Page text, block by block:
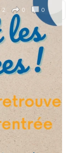
2 0 0
2026
générations
investissez pour
bachelors, des
technologique et